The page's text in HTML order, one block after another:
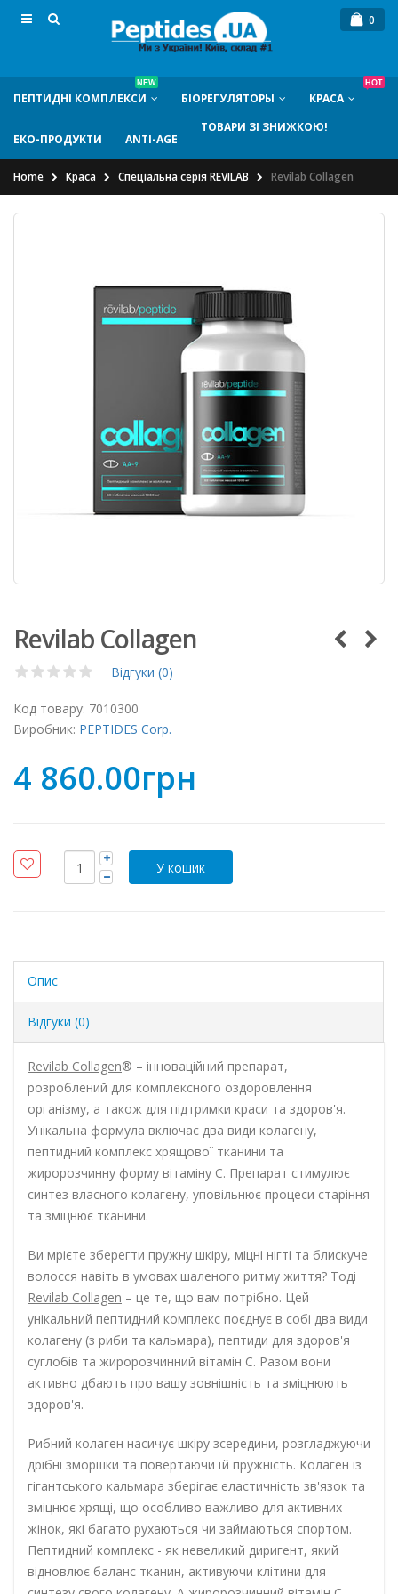
0
ПЕПТИДНI КОМПЛЕКСИ
NEW
БIОРЕГУЛЯТОРЫ КРАСА
ЕКО-ПРОДУКТИ ANTI-AGE
ТОВАРИ ЗІ ЗНИЖКОЮ!
HOT
Home Краса Спеціальна серія REVILAB Revilab Collagen
Revilab Collagen
Відгуки (0)
Код товару: 7010300
Виробник: PEPTIDES Corp.
4 860.00грн
Опис
Відгуки (0)
Revilab Collagen® – інноваційний препарат,
розроблений для комплексного оздоровлення
організму, а також для підтримки краси та здоров'я.
Унікальна формула включає два види колагену,
пептидний комплекс хрящової тканини та
жиророзчинну форму вітаміну С. Препарат стимулює
синтез власного колагену, уповільнює процеси старіння
та зміцнює тканини.
Ви мрієте зберегти пружну шкіру, міцні нігті та блискуче
волосся навіть в умовах шаленого ритму життя? Тоді
Revilab Collagen – це те, що вам потрібно. Цей
унікальний пептидний комплекс поєднує в собі два види
колагену (з риби та кальмара), пептиди для здоров'я
суглобів та жиророзчинний вітамін С. Разом вони
активно дбають про вашу зовнішність та зміцнюють
здоров'я.
Рибний колаген насичує шкіру зсередини, розгладжуючи
дрібні зморшки та повертаючи їй пружність. Колаген із
гігантського кальмара зберігає еластичність зв'язок та
зміцнює хрящі, що особливо важливо для активних
жінок, які багато рухаються чи займаються спортом.
Пептидний комплекс - як невеликий диригент, який
відновлює баланс тканин, активуючи клітини для